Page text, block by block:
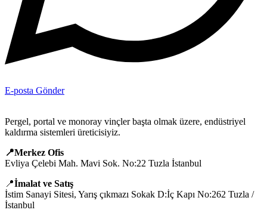
E-posta Gönder
Pergel, portal ve monoray vinçler başta olmak üzere, endüstriyel
kaldırma sistemleri üreticisiyiz.
📍Merkez Ofis
Evliya Çelebi Mah. Mavi Sok. No:22 Tuzla İstanbul
📍İmalat ve Satış
İstim Sanayi Sitesi, Yarış çıkmazı Sokak D:İç Kapı No:262 Tuzla /
İstanbul